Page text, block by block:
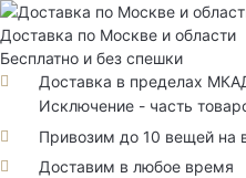
Доставка по Москве и области
Бесплатно и без спешки
Доставка в пределах
Исключение - часть
Привозим до 10 вещей на
Доставим в любое время